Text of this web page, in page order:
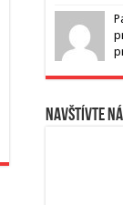
Navštívte